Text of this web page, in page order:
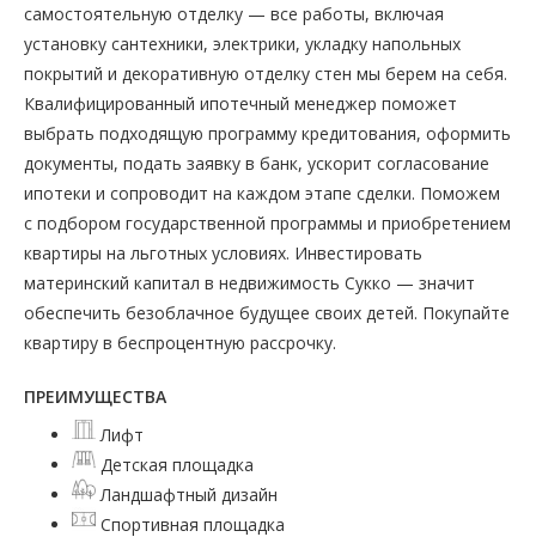
самостоятельную отделку — все работы, включая
установку сантехники, электрики, укладку напольных
покрытий и декоративную отделку стен мы берем на себя.
Квалифицированный ипотечный менеджер поможет
выбрать подходящую программу кредитования, оформить
документы, подать заявку в банк, ускорит согласование
ипотеки и сопроводит на каждом этапе сделки. Поможем
с подбором государственной программы и приобретением
квартиры на льготных условиях. Инвестировать
материнский капитал в недвижимость Сукко — значит
обеспечить безоблачное будущее своих детей. Покупайте
квартиру в беспроцентную рассрочку.
ПРЕИМУЩЕСТВА
Лифт
Детская площадка
Ландшафтный дизайн
Спортивная площадка